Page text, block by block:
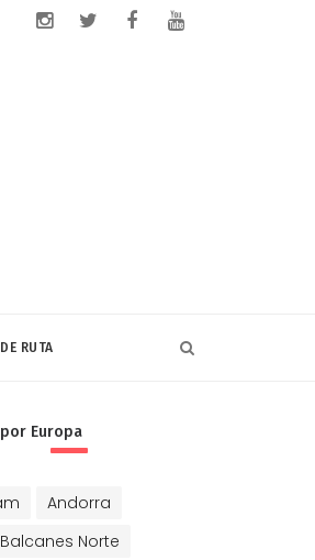
RUTA
Europa
Andorra
Balcanes Norte